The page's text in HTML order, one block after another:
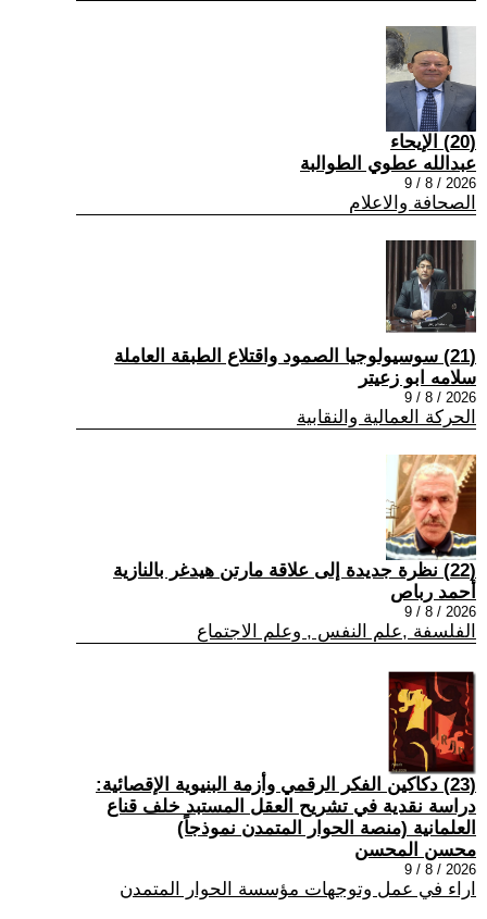
(20) الإيحاء
عبدالله عطوي الطوالبة
2026 / 8 / 9
الصحافة والاعلام
(21) سوسيولوجيا الصمود واقتلاع الطبقة العاملة
سلامه ابو زعيتر
2026 / 8 / 9
الحركة العمالية والنقابية
(22) نظرة جديدة إلى علاقة مارتن هيدغر بالنازية
أحمد رباص
2026 / 8 / 9
الفلسفة ,علم النفس , وعلم الاجتماع
(23) دكاكين الفكر الرقمي وأزمة البنيوية الإقصائية:
دراسة نقدية في تشريح العقل المستبد خلف قناع
العلمانية (منصة الحوار المتمدن نموذجاً)
محسن المحسن
2026 / 8 / 9
اراء في عمل وتوجهات مؤسسة الحوار المتمدن